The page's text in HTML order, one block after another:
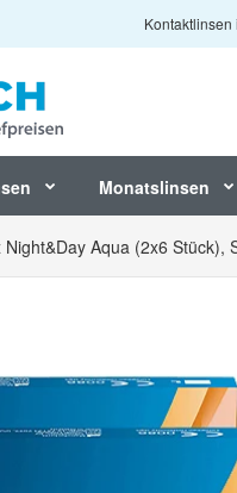
Kontaktlinsen
Monatslinsen
Night&Day Aqua (2x6 Stück),